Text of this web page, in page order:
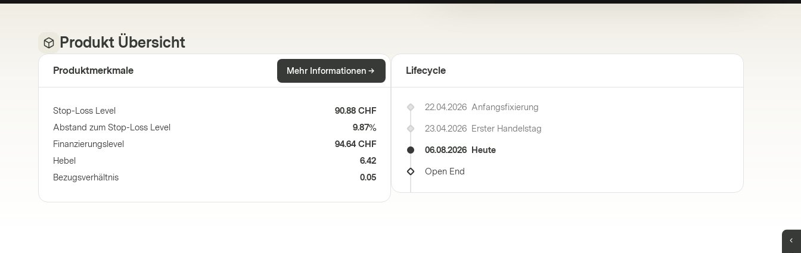
Produkt Übersicht
Produktmerkmale Mehr Informationen
Stop-Loss Level
90.88 CHF
Abstand zum Stop-Loss Level
9.87%
Finanzierungslevel
94.64 CHF
Hebel
6.42
Bezugsverhältnis
0.05
Lifecycle
22.04.2026 Anfangsfixierung
23.04.2026 Erster Handelstag
06.08.2026 Heute
Open End